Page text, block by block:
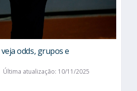
veja odds, grupos e
Última atualização: 10/11/2025